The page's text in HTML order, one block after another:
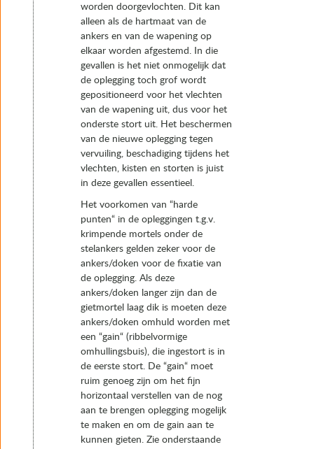
worden doorgevlochten. Dit kan
alleen als de hartmaat van de
ankers en van de wapening op
elkaar worden afgestemd. In die
gevallen is het niet onmogelijk dat
de oplegging toch grof wordt
gepositioneerd voor het vlechten
van de wapening uit, dus voor het
onderste stort uit. Het beschermen
van de nieuwe oplegging tegen
vervuiling, beschadiging tijdens het
vlechten, kisten en storten is juist
in deze gevallen essentieel.
Het voorkomen van “harde
punten“ in de opleggingen t.g.v.
krimpende mortels onder de
stelankers gelden zeker voor de
ankers/doken voor de fixatie van
de oplegging. Als deze
ankers/doken langer zijn dan de
gietmortel laag dik is moeten deze
ankers/doken omhuld worden met
een “gain“ (ribbelvormige
omhullingsbuis), die ingestort is in
de eerste stort. De “gain“ moet
ruim genoeg zijn om het fijn
horizontaal verstellen van de nog
aan te brengen oplegging mogelijk
te maken en om de gain aan te
kunnen gieten. Zie onderstaande